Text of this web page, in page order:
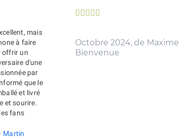
mais
à faire
offrir un
d'une
par
que le
et livré
et sourire.
fans
Martin
    
Octobre 2024, de Maxime
Bienvenue